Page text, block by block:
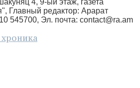
Главный редактор: Арарат
545700, Эл. почта: contact@ra.am